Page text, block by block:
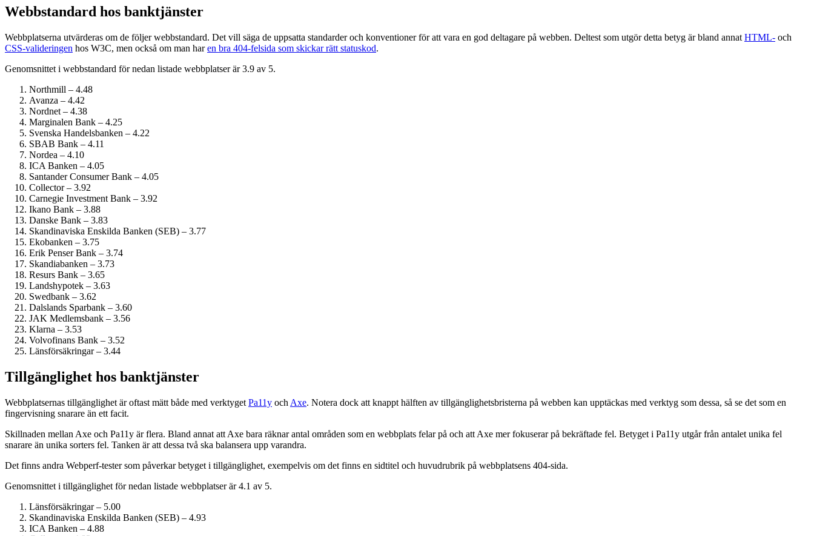
Webbstandard hos banktjänster
Webbplatserna utvärderas om de följer webbstandard. Det vill säga de uppsatta standarder och konventioner för att vara en god deltagare på webben. Deltest som utgör detta betyg är bland annat HTML- och
CSS-valideringen hos W3C, men också om man haren bra 404-felsida som skickar rätt statuskod.
Genomsnittet i webbstandard för nedan listade webbplatser är 3.9 av 5.
Northmill – 4.48
Avanza – 4.42
Nordnet – 4.38
Marginalen Bank – 4.25
Svenska Handelsbanken – 4.22
SBAB Bank – 4.11
Nordea – 4.10
ICA Banken – 4.05
Santander Consumer Bank – 4.05
Collector – 3.92
Carnegie Investment Bank – 3.92
Ikano Bank – 3.88
Danske Bank – 3.83
Skandinaviska Enskilda Banken (SEB) – 3.77
Ekobanken – 3.75
Erik Penser Bank – 3.74
Skandiabanken – 3.73
Resurs Bank – 3.65
Landshypotek – 3.63
Swedbank – 3.62
Dalslands Sparbank – 3.60
JAK Medlemsbank – 3.56
Klarna – 3.53
Volvofinans Bank – 3.52
Länsförsäkringar – 3.44
Tillgänglighet hos banktjänster
Webbplatsernas tillgänglighet är oftast mätt både med verktyget Pa11y och Axe. Notera dock att knappt hälften av tillgänglighetsbristerna på webben kan upptäckas med verktyg som dessa, så se det som en
fingervisning snarare än ett facit.
Skillnaden mellan Axe och Pa11y är flera. Bland annat att Axe bara räknar antal områden som en webbplats felar på och att Axe mer fokuserar på bekräftade fel. Betyget i Pa11y utgår från antalet unika fel
snarare än unika sorters fel. Tanken är att dessa två ska balansera upp varandra.
Det finns andra Webperf-tester som påverkar betyget i tillgänglighet, exempelvis om det finns en sidtitel och huvudrubrik på webbplatsens 404-sida.
Genomsnittet i tillgänglighet för nedan listade webbplatser är 4.1 av 5.
Länsförsäkringar – 5.00
Skandinaviska Enskilda Banken (SEB) – 4.93
ICA Banken – 4.88